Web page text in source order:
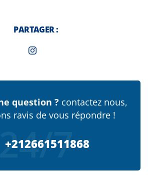
PARTAGER :
question ?contactez nous,
ravis de vous répondre !
+212661511868
7